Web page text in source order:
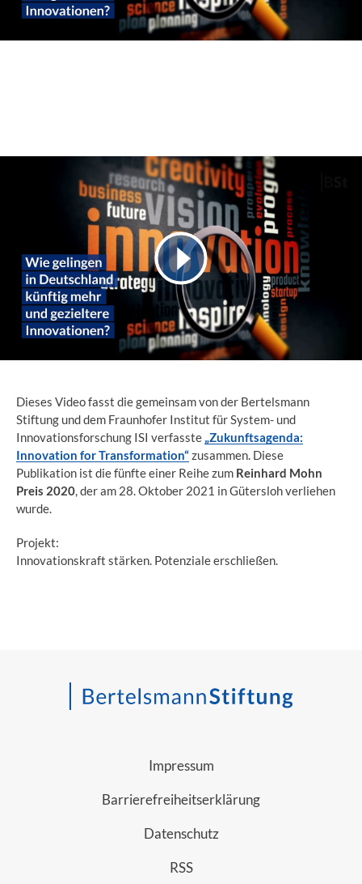
Dieses Video fasst die gemeinsam von der Bertelsmann
Stiftung und dem Fraunhofer Institut für System- und
Innovationsforschung ISI verfasste „Zukunftsagenda:
Innovation for Transformation“zusammen. Diese
Publikation ist die fünfte einer Reihe zum Reinhard Mohn
Preis 2020, der am 28. Oktober 2021 in Gütersloh verliehen
wurde.
Projekt:
Innovationskraft stärken. Potenziale erschließen.
Impressum
Barrierefreiheitserklärung
Datenschutz
RSS